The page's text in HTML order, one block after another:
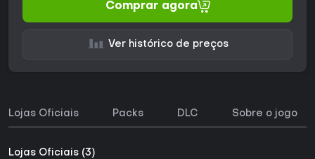
Comprar agora
Ver histórico de preços
Lojas Oficiais Packs DLC Sobre o jogo
Lojas Oficiais (3)